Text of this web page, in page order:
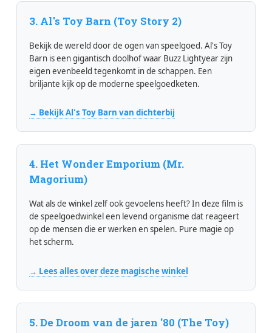
3. Al's Toy Barn (Toy Story 2)
Bekijk de wereld door de ogen van speelgoed. Al's Toy
Barn is een gigantisch doolhof waar Buzz Lightyear zijn
eigen evenbeeld tegenkomt in de schappen. Een
briljante kijk op de moderne speelgoedketen.
→ Bekijk Al's Toy Barn van dichterbij
4. Het Wonder Emporium (Mr.
Magorium)
Wat als de winkel zelf ook gevoelens heeft? In deze film is
de speelgoedwinkel een levend organisme dat reageert
op de mensen die er werken en spelen. Pure magie op
het scherm.
→ Lees alles over deze magische winkel
5. De Droom van de jaren '80 (The Toy)